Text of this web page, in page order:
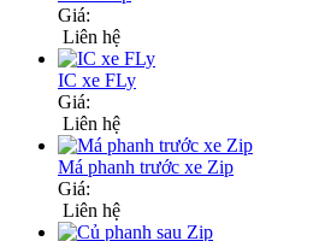
Giá:
Liên hệ
IC xe FLy
Giá:
Liên hệ
Má phanh trước xe Zip
Giá:
Liên hệ